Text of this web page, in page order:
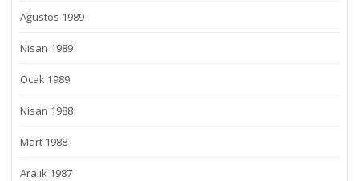
Ağustos 1989
Nisan 1989
Ocak 1989
Nisan 1988
Mart 1988
Aralık 1987